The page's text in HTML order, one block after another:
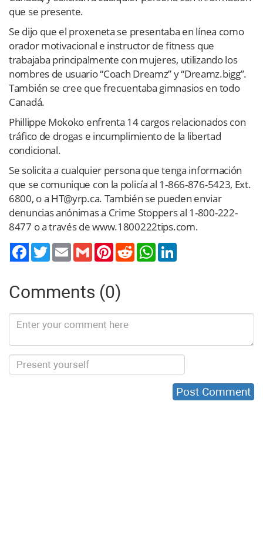
que se presente.
Se dijo que el proxeneta se presentaba en línea como
orador motivacional e instructor de fitness que
trabajaba principalmente con mujeres, utilizando los
nombres de usuario “Coach Dreamz” y “Dreamz.bigg”.
También se cree que frecuentaba gimnasios en todo
Canadá.
Phillippe Mokoko enfrenta 14 cargos relacionados con
tráfico de drogas e incumplimiento de la libertad
condicional.
Se solicita a cualquier persona que tenga información
que se comunique con la policía al 1-866-876-5423, Ext.
6800, o a HT@yrp.ca. También se pueden enviar
denuncias anónimas a Crime Stoppers al 1-800-222-
8477 o a través de www.1800222tips.com.
TwitterEmail Gmail PinterestReddit WhatsApp
Comments (0)